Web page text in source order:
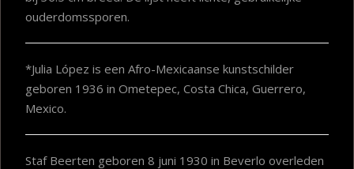
ouderdomssporen.
*Julia López is een Afro-Mexicaanse kunstschilder
geboren 1936 in Ometepec, Costa Chica, Guerrero,
Mexico.
Staf Beerten geboren 8 juni 1930 in Beverlo overleden